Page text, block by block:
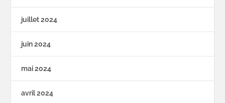
juillet 2024
juin 2024
mai 2024
avril 2024